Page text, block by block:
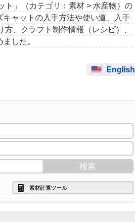
ト」（カテゴリ：素材 > 水産物）の
ャットの入手方法や使い道、入手
、クラフト制作情報（レシピ）、
した。
English
素材計算ツール